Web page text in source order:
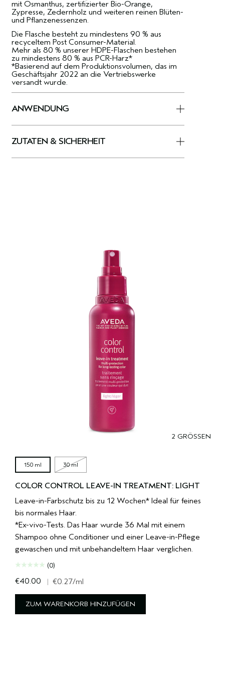
mit Osmanthus, zertifizierter Bio-Orange,
Zypresse, Zedernholz und weiteren reinen Blüten-
und Pflanzenessenzen.
Die Flasche besteht zu mindestens 90 % aus
recyceltem Post Consumer-Material.
Mehr als 80 % unserer HDPE-Flaschen bestehen
zu mindestens 80 % aus PCR-Harz*
*Basierend auf dem Produktionsvolumen, das im
Geschäftsjahr 2022 an die Vertriebswerke
versandt wurde.
ANWENDUNG
ZUTATEN & SICHERHEIT
2 GRÖSSEN
150 ml 30 ml
COLOR CONTROL LEAVE-IN TREATMENT: LIGHT
Leave-in-Farbschutz bis zu 12 Wochen* Ideal für feines
bis normales Haar.
*Ex-vivo-Tests. Das Haar wurde 36 Mal mit einem
Shampoo ohne Conditioner und einer Leave-in-Pflege
gewaschen und mit unbehandeltem Haar verglichen.
(0)
€40.00 | €0.27/ml
ZUM WARENKORB HINZUFÜGEN